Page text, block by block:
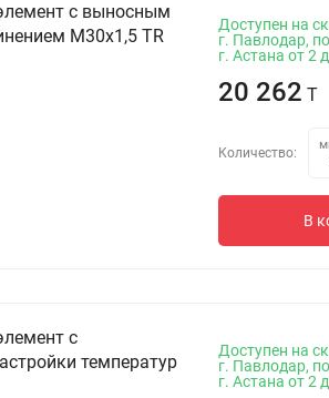
с выносным
М30х1,5 TR
Доступен на
г. Павлодар,
г. Астана от 2
20 262 T
Количество:
В
с
температур
Доступен на
г. Павлодар,
г. Астана от 2